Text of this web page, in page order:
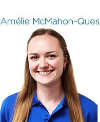
Amélie McMahon-